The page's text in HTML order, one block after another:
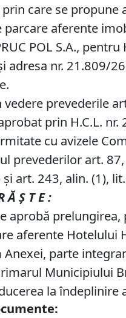
prin care se
aferente
POL S.A., pentru
adresa nr. 21.809/
vedere prevederile
prin H.C.L.
cu avizele
prevederilor art. 87,
și art. 243, alin. (1), lit.
Ă Ş T E :
aprobă
aferente Hotelului
parte
Municipiului
la îndeplinire